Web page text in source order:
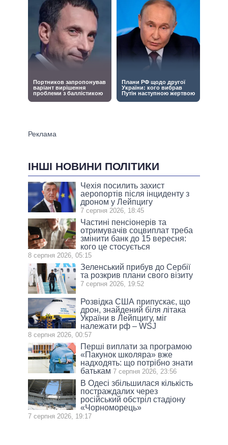
ІНШІ НОВИНИ ПОЛІТИКИ
Чехія посилить захист
аеропортів після інциденту з
дроном у Лейпцигу
7 серпня 2026, 18:45
Частині пенсіонерів та
отримувачів соцвиплат треба
змінити банк до 15 вересня:
кого це стосується
8 серпня 2026, 05:15
Зеленський прибув до Сербії
та розкрив плани свого візиту
7 серпня 2026, 19:52
Розвідка США припускає, що
дрон, знайдений біля літака
України в Лейпцигу, міг
належати рф – WSJ
8 серпня 2026, 00:57
Перші виплати за програмою
«Пакунок школяра» вже
надходять: що потрібно знати
батькам 7 серпня 2026, 23:56
В Одесі збільшилася кількість
постраждалих через
російський обстріл стадіону
«Чорноморець»
7 серпня 2026, 19:17